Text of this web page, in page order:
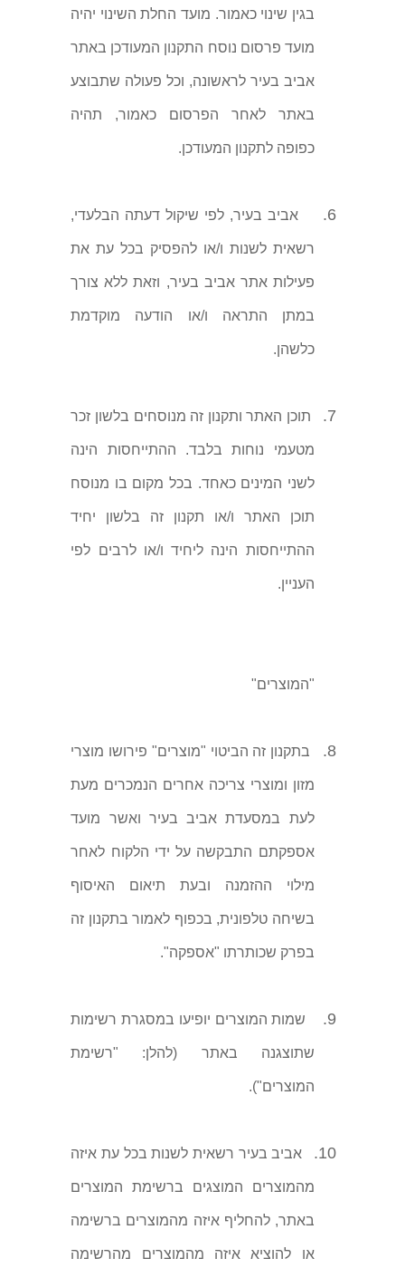
בגין שינוי כאמור. מועד החלת השינוי יהיה
מועד פרסום נוסח התקנון המעודכן באתר
אביב בעיר לראשונה, וכל פעולה שתבוצע
באתר לאחר הפרסום כאמור, תהיה
כפופה לתקנון המעודכן.
6. אביב בעיר, לפי שיקול דעתה הבלעדי,
רשאית לשנות ו/או להפסיק בכל עת את
פעילות אתר אביב בעיר, וזאת ללא צורך
במתן התראה ו/או הודעה מוקדמת
כלשהן.
7. תוכן האתר ותקנון זה מנוסחים בלשון זכר
מטעמי נוחות בלבד. ההתייחסות הינה
לשני המינים כאחד. בכל מקום בו מנוסח
תוכן האתר ו/או תקנון זה בלשון יחיד
ההתייחסות הינה ליחיד ו/או לרבים לפי
העניין.
"המוצרים"
8. בתקנון זה הביטוי "מוצרים" פירושו מוצרי
מזון ומוצרי צריכה אחרים הנמכרים מעת
לעת במסעדת אביב בעיר ואשר מועד
אספקתם התבקשה על ידי הלקוח לאחר
מילוי ההזמנה ובעת תיאום האיסוף
בשיחה טלפונית, בכפוף לאמור בתקנון זה
בפרק שכותרתו "אספקה".
9. שמות המוצרים יופיעו במסגרת רשימות
שתוצגנה באתר (להלן: "רשימת
המוצרים").
10. אביב בעיר רשאית לשנות בכל עת איזה
מהמוצרים המוצגים ברשימת המוצרים
באתר, להחליף איזה מהמוצרים ברשימה
או להוציא איזה מהמוצרים מהרשימה